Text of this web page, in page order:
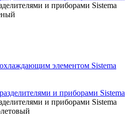
и приборами Sistema
и приборами Sistema